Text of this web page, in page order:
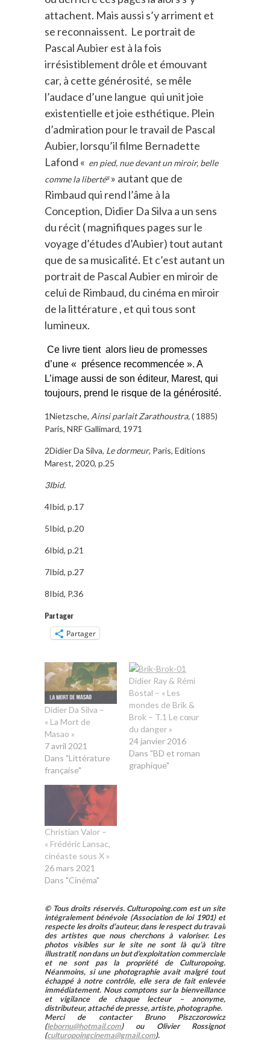
attachent. Mais aussi s’y arriment et
se reconnaissent. Le portrait de
Pascal Aubier est à la fois
irrésistiblement drôle et émouvant
car, à cette générosité, se mêle
l’audace d’une langue qui unit joie
existentielle et joie esthétique. Plein
d’admiration pour le travail de Pascal
Aubier, lorsqu’il filme Bernadette
Lafond « en pied, nue devant un miroir, belle
comme la liberté8» autant que de
Rimbaud qui rend l’âme à la
Conception, Didier Da Silva a un sens
du récit ( magnifiques pages sur le
voyage d’études d’Aubier) tout autant
que de sa musicalité. Et c’est autant un
portrait de Pascal Aubier en miroir de
celui de Rimbaud, du cinéma en miroir
de la littérature , et qui tous sont
lumineux.
Ce livre tient alors lieu de promesses
d’une « présence recommencée ». A
L’image aussi de son éditeur, Marest, qui
toujours, prend le risque de la générosité.
1Nietzsche, Ainsi parlait Zarathoustra,( 1885)
Paris, NRF Gallimard, 1971
2Didier Da Silva, Le dormeur, Paris, Editions
Marest, 2020, p.25
3Ibid.
4Ibid, p.17
5Ibid, p.20
6Ibid, p.21
7Ibid, p.27
8Ibid, P.36
Partager
Partager
Didier Da Silva –
« La Mort de
Masao »
7 avril 2021
Dans "Littérature
française"
Didier Ray & Rémi
Bostal – « Les
mondes de Brik &
Brok – T.1 Le cœur
du danger »
24 janvier 2016
Dans "BD et roman
graphique"
Christian Valor –
« Frédéric Lansac,
cinéaste sous X »
26 mars 2021
Dans "Cinéma"
© Tous droits réservés. Culturopoing.com est un site
intégralement bénévole (Association de loi 1901) et
respecte les droits d’auteur, dans le respect du travail
des artistes que nous cherchons à valoriser. Les
photos visibles sur le site ne sont là qu’à titre
illustratif, non dans un but d’exploitation commerciale
et ne sont pas la propriété de Culturopoing.
Néanmoins, si une photographie avait malgré tout
échappé à notre contrôle, elle sera de fait enlevée
immédiatement. Nous comptons sur la bienveillance
et vigilance de chaque lecteur – anonyme,
distributeur, attaché de presse, artiste, photographe.
Merci de contacter Bruno Piszczorowicz
(lebornu@hotmail.com) ou Olivier Rossignot
(culturopoingcinema@gmail.com).